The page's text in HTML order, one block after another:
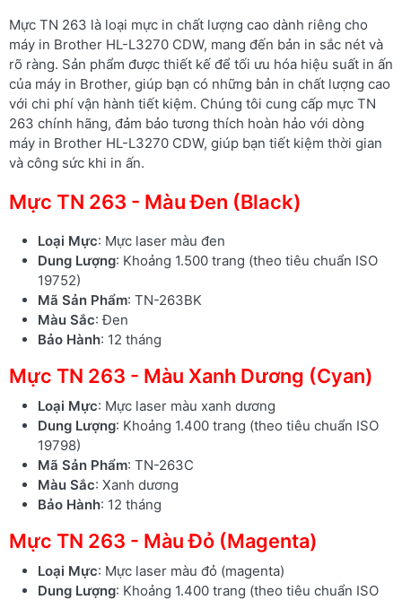
Mực TN 263 là loại mực in chất lượng cao dành riêng cho
máy in Brother HL-L3270 CDW, mang đến bản in sắc nét và
rõ ràng. Sản phẩm được thiết kế để tối ưu hóa hiệu suất in ấn
của máy in Brother, giúp bạn có những bản in chất lượng cao
với chi phí vận hành tiết kiệm. Chúng tôi cung cấp mực TN
263 chính hãng, đảm bảo tương thích hoàn hảo với dòng
máy in Brother HL-L3270 CDW, giúp bạn tiết kiệm thời gian
và công sức khi in ấn.
Mực TN 263 - Màu Đen (Black)
Loại Mực: Mực laser màu đen
Dung Lượng: Khoảng 1.500 trang (theo tiêu chuẩn ISO
19752)
Mã Sản Phẩm: TN-263BK
Màu Sắc: Đen
Bảo Hành: 12 tháng
Mực TN 263 - Màu Xanh Dương (Cyan)
Loại Mực: Mực laser màu xanh dương
Dung Lượng: Khoảng 1.400 trang (theo tiêu chuẩn ISO
19798)
Mã Sản Phẩm: TN-263C
Màu Sắc: Xanh dương
Bảo Hành: 12 tháng
Mực TN 263 - Màu Đỏ (Magenta)
Loại Mực: Mực laser màu đỏ (magenta)
Dung Lượng: Khoảng 1.400 trang (theo tiêu chuẩn ISO